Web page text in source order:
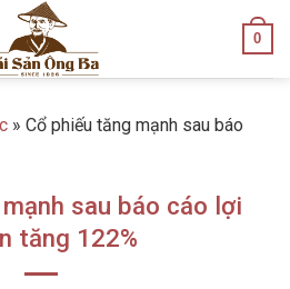
0
» Cổ phiếu tăng mạnh sau báo
sau báo cáo lợi
tăng 122%